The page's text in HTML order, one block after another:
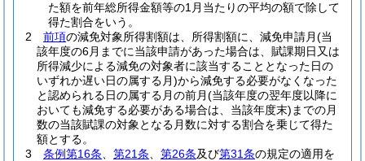
た額を前年総所得金額等の1月当たりの平均の額で除して
得た割合をいう。
2
前項の減免対象所得割額は、所得割額に、減免申請月(当
該年度の6月までに当該申請があった場合は、賦課期日又は
所得減少による減免の対象者に該当することとなった日の
いずれか遅い日の属する月)から減免する必要がなくなった
と認められる日の属する月の前月(当該年度の翌年度以降に
おいても減免する必要がある場合は、当該年度末) までの月
数の当該賦課の対象となる月数に対する割合を乗じて得た
額とする。
3
条例第16条 第21条 第26条及び第31条の規定の適用を